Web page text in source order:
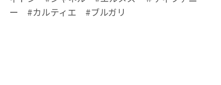
ー #カルティエ #ブルガリ